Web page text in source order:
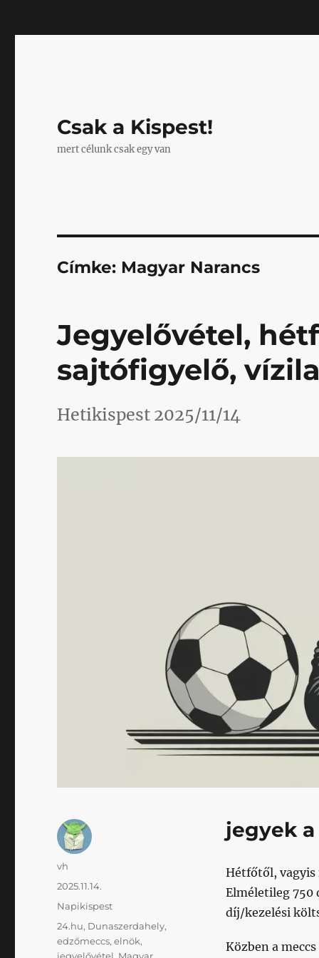
Csak a Kispest!
mert célunk csak egy van
Címke: Magyar Narancs
Jegyelővétel,
sajtófigyelő,
Hetikispest 2025/11/14
jegyek a
Hétfőtől, vagyis
Elméletileg 750
díj/kezelési
Közben a
Szerző
vh
Közzétéve
2025.11.14.
Kategória
Napikispest
Címke
24.hu, Dunaszerdahely,
edzőmeccs,elnök,